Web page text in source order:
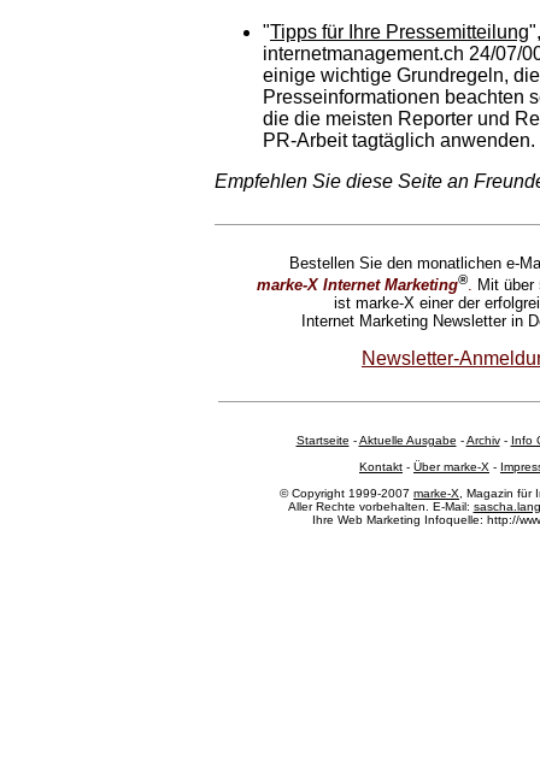
"Tipps für Ihre Pressemitteilung",
internetmanagement.ch 24/07/
einige wichtige Grundregeln,
Presseinformationen beachten
die die meisten Reporter und
PR-Arbeit tagtäglich anwenden.
Empfehlen Sie diese Seite an
Bestellen Sie den monatlichen e-
marke-X Internet Marketing®. Mit über
ist marke-X einer der
Internet Marketing Newsletter in
Newsletter-
Startseite -Aktuelle Ausgabe -Archiv- Info
Kontakt - Über marke-X -
© Copyright 1999-2007 marke-X , Magazin für
Aller Rechte vorbehalten. E-Mail:
Ihre Web Marketing Infoquelle: http://